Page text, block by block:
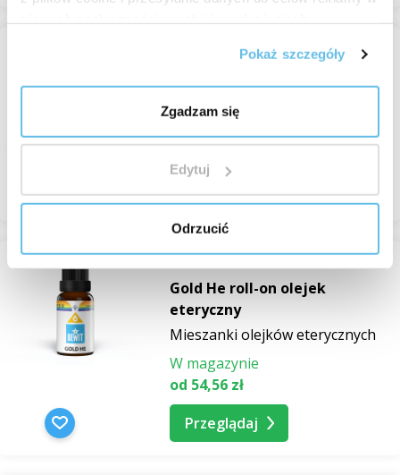
Pokaż szczegóły
Zgadzam się
Edytuj
Odrzucić
od 47,85 zł95,69 zł
Gold He roll-on olejek
eteryczny
Mieszanki olejków eterycznych
W magazynie
od 54,56 zł
Przeglądaj